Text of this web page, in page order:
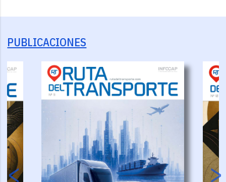
PUBLICACIONES